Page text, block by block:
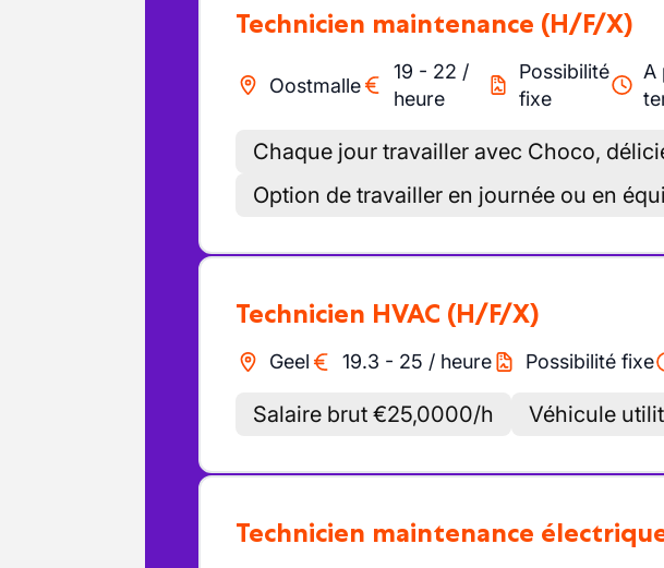
Technicien maintenance (H/F/X)
Oostmalle
19 - 22 /
heure
Possibilité
fixe
A
Chaque jour travailler avec Choco,
Option de travailler en journée ou en
Technicien HVAC (H/F/X)
Geel 19.3 - 25 / heure Possibilité fixe
Salaire brut €25,0000/h Véhicule
Technicien maintenance